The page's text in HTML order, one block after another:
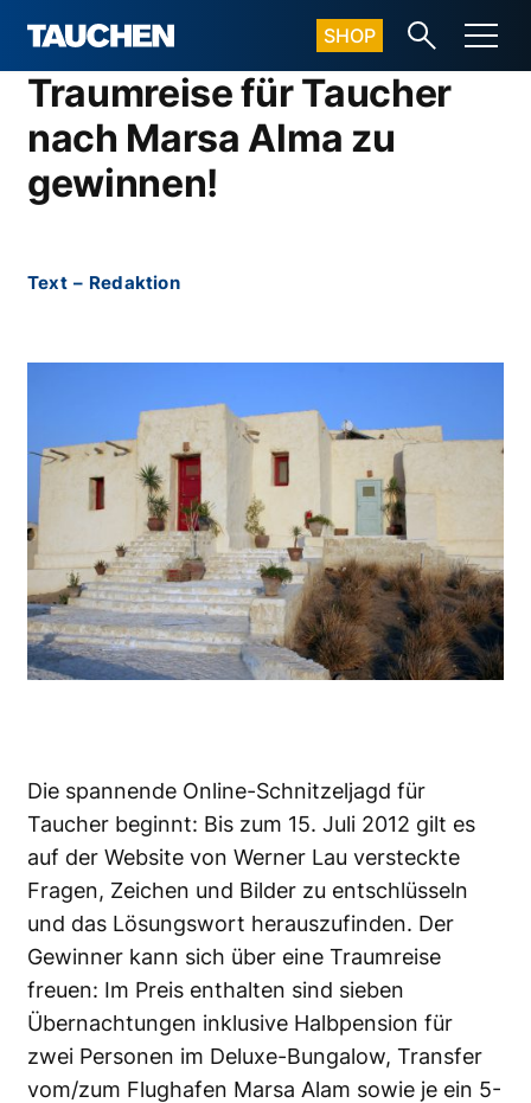
SHOP
Traumreise für Taucher
nach Marsa Alma zu
gewinnen!
Text – Redaktion
Die spannende Online-Schnitzeljagd für
Taucher beginnt: Bis zum 15. Juli 2012 gilt es
auf der Website von Werner Lau versteckte
Fragen, Zeichen und Bilder zu entschlüsseln
und das Lösungswort herauszufinden. Der
Gewinner kann sich über eine Traumreise
freuen: Im Preis enthalten sind sieben
Übernachtungen inklusive Halbpension für
zwei Personen im Deluxe-Bungalow, Transfer
vom/zum Flughafen Marsa Alam sowie je ein 5-